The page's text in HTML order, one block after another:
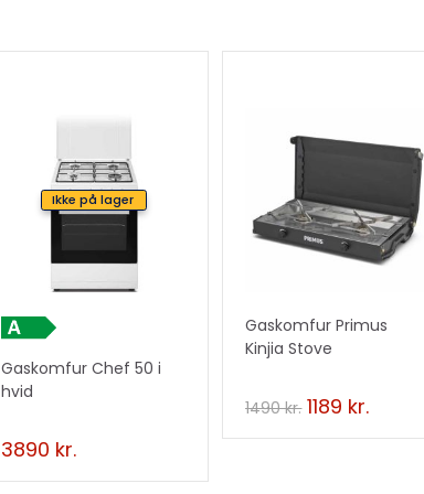
h
s
Ikke på lager
Gaskomfur Chef 50 i
hvid
3890 kr.
TILBUD
!
Gaskomfur Primus
Kinjia Stove
1490kr. 1189 kr.